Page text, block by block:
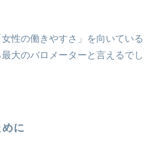
性の働きやすさ」を向いている
大のバロメーターと言えるでし
に